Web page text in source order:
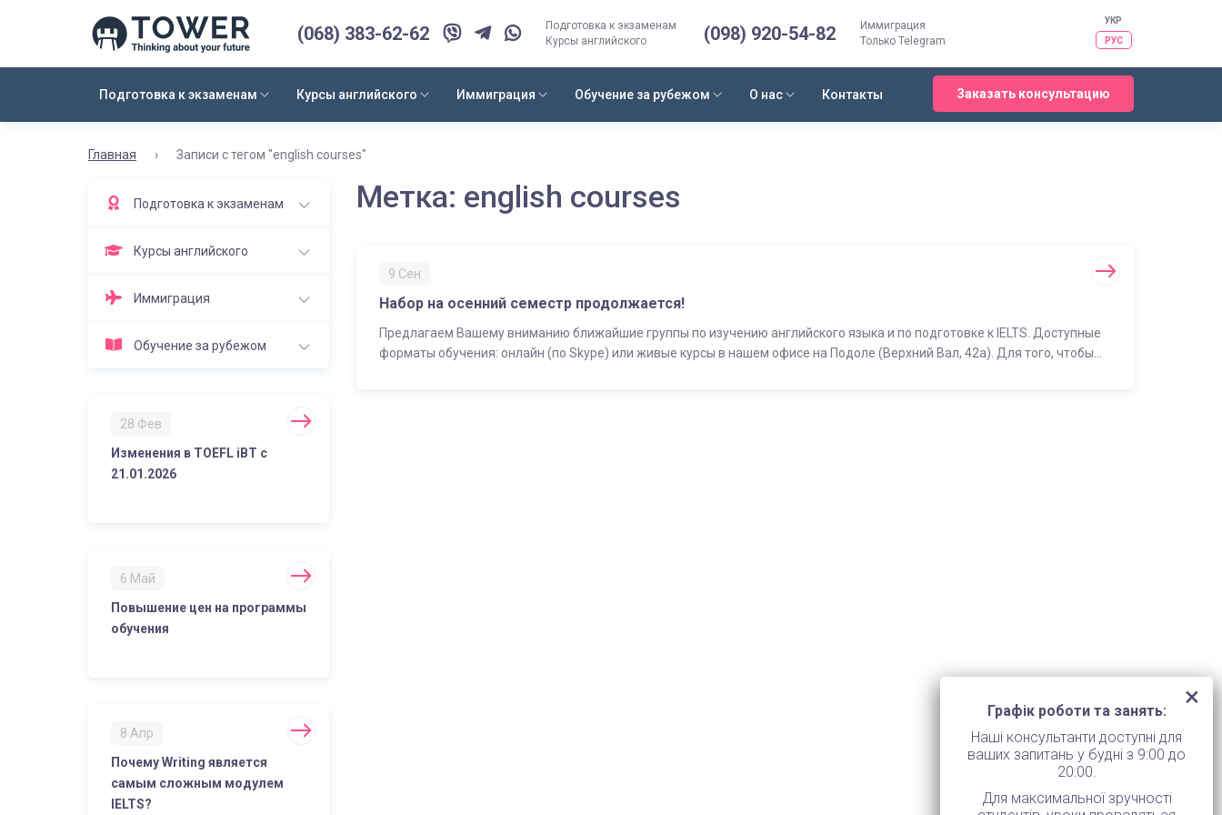
(068) 383-62-62
Подготовка к экзаменам
Курсы английского
(098) 920-54-82
Иммиграция
Только Telegram
УКР
РУС
Подготовка к экзаменам Курсы английского Иммиграция Обучение за рубежом О нас Контакты Заказать консультацию
Главная › Записи с тегом "english courses"
Подготовка к экзаменам
Курсы английского
Иммиграция
Обучение за рубежом
28 Фев
Изменения в TOEFL iBT с
21.01.2026
6 Май
Повышение цен на программы
обучения
8 Апр
Почему Writing является
самым сложным модулем
IELTS?
Метка: english courses
9 Сен
Набор на осенний семестр продолжается!
Предлагаем Вашему вниманию ближайшие группы по изучению английского языка и по подготовке к IELTS. Доступные
форматы обучения: онлайн (по Skype) или живые курсы в нашем офисе на Подоле (Верхний Вал, 42а). Для того, чтобы
Графік роботи та занять:
Наші консультанти доступні для
ваших запитань у будні з 9:00 до
20:00.
Для максимальної зручності